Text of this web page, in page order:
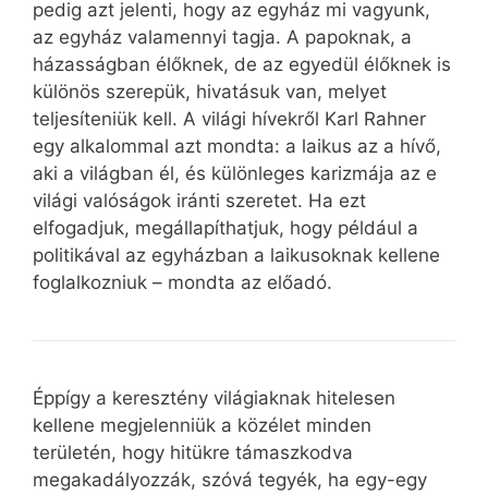
pedig azt jelenti, hogy az egyház mi vagyunk,
az egyház valamennyi tagja. A papoknak, a
házasságban élőknek, de az egyedül élőknek is
különös szerepük, hivatásuk van, melyet
teljesíteniük kell. A világi hívekről Karl Rahner
egy alkalommal azt mondta: a laikus az a hívő,
aki a világban él, és különleges karizmája az e
világi valóságok iránti szeretet. Ha ezt
elfogadjuk, megállapíthatjuk, hogy például a
politikával az egyházban a laikusoknak kellene
foglalkozniuk – mondta az előadó.
Éppígy a keresztény világiaknak hitelesen
kellene megjelenniük a közélet minden
területén, hogy hitükre támaszkodva
megakadályozzák, szóvá tegyék, ha egy-egy